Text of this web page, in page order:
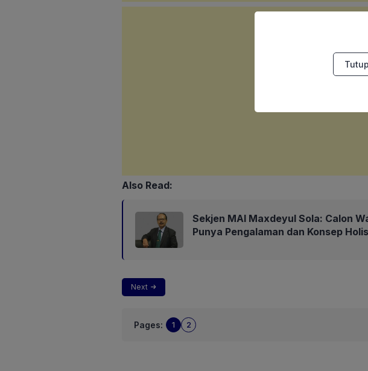
Also Read:
Sekjen MAI Maxdeyul Sola: Calon
Punya Pengalaman dan Konsep
Next
Pages: 1 2
Tutup